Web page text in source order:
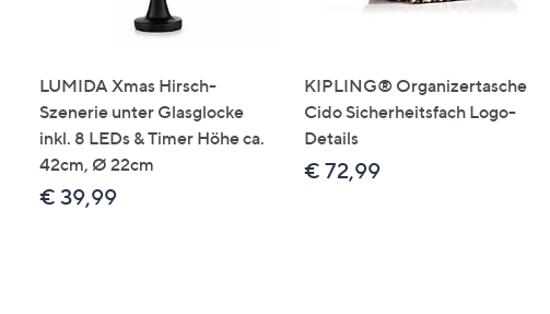
LUMIDA Xmas Hirsch-
Szenerie unter Glasglocke
inkl. 8 LEDs & Timer Höhe ca.
42cm, Ø 22cm
€ 39,99
KIPLING® Organizertasche
Cido Sicherheitsfach Logo-
Details
€ 72,99